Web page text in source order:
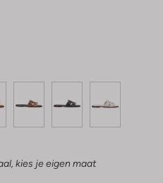
kies je eigen maat